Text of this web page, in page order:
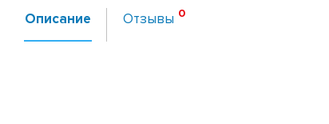
Описание Отзывы